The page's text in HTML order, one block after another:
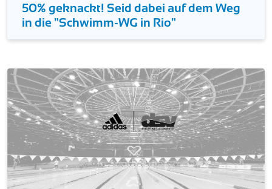
50% geknackt! Seid dabei auf dem Weg
in die "Schwimm-WG in Rio"